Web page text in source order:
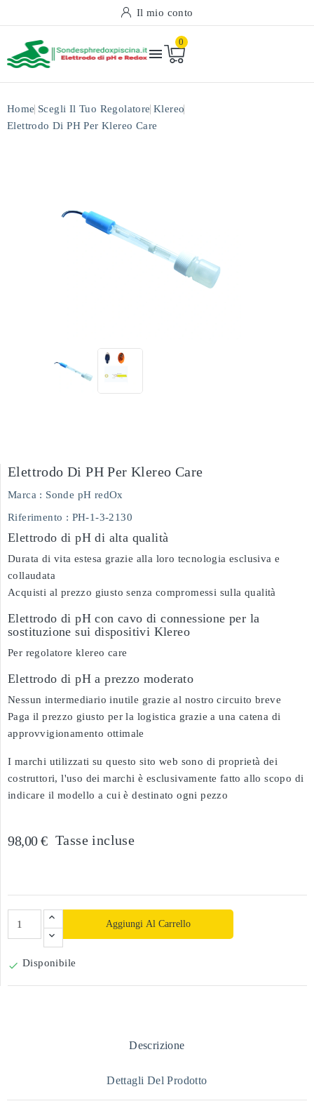
Il mio conto

0
Home Scegli Il Tuo Regolatore Klereo
Elettrodo Di PH Per Klereo Care
Elettrodo Di PH Per Klereo Care
Marca : Sonde pH redOx
Riferimento : PH-1-3-2130
Elettrodo di pH di alta qualità
Durata di vita estesa grazie alla loro tecnologia esclusiva e
collaudata
Acquisti al prezzo giusto senza compromessi sulla qualità
Elettrodo di pH con cavo di connessione per la
sostituzione sui dispositivi Klereo
Per regolatore klereo care
Elettrodo di pH a prezzo moderato
Nessun intermediario inutile grazie al nostro circuito breve
Paga il prezzo giusto per la logistica grazie a una catena di
approvvigionamento ottimale
I marchi utilizzati su questo sito web sono di proprietà dei
costruttori, l'uso dei marchi è esclusivamente fatto allo scopo di
indicare il modello a cui è destinato ogni pezzo
98,00 € Tasse incluse
Aggiungi Al Carrello
 Disponibile
Descrizione
Dettagli Del Prodotto